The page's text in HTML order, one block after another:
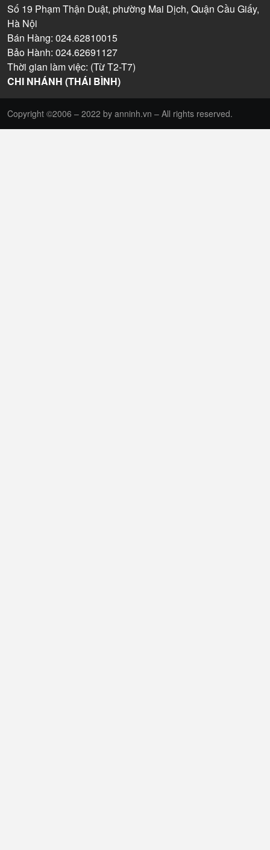
Số 19 Phạm Thận Duật, phường Mai Dịch, Quận Cầu Giấy,
Hà Nội
Bán Hàng: 024.62810015
Bảo Hành: 024.62691127
Thời gian làm việc: (Từ T2-T7)
CHI NHÁNH (THÁI BÌNH)
Copyright ©2006 – 2022 by anninh.vn – All rights reserved.